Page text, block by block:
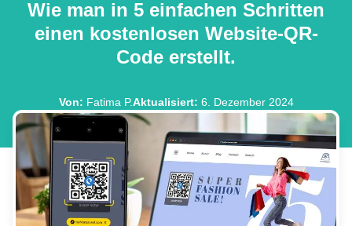
Wie man in 5 einfachen Schritten
einen kostenlosen Website-QR-
Code erstellt.
Von: Fatima P.Aktualisiert: 6. Dezember 2024